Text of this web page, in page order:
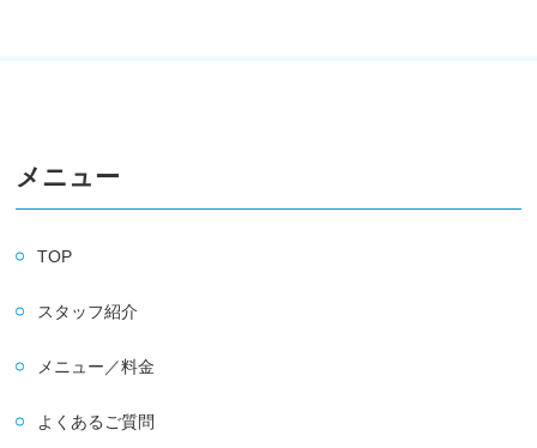
メニュー
TOP
スタッフ紹介
メニュー／料金
よくあるご質問